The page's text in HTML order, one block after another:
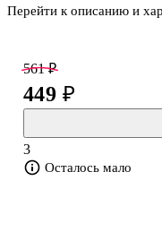
Перейти к описанию и
561 ₽
449 ₽
3
Осталось мало